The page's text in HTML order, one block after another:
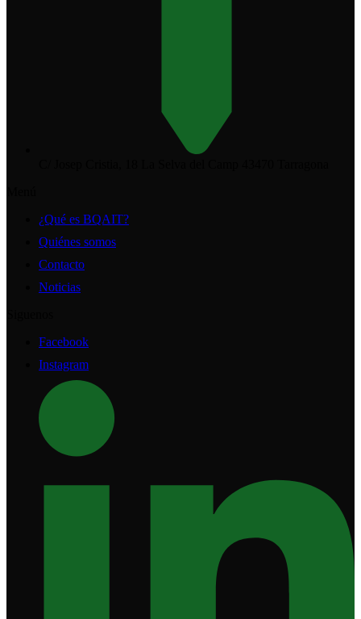
¿Qué es BQAIT?
Quiénes somos
Contacto
Noticias
Facebook
Instagram